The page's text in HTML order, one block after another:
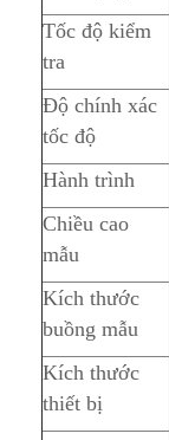
Tốc độ kiểm
tra
Độ chính xác
tốc độ
Hành trình
Chiều cao
mẫu
Kích thước
buồng mẫu
Kích thước
thiết bị